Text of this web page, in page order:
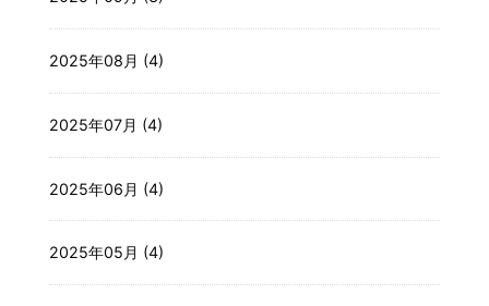
2025年08月 (4)
2025年07月 (4)
2025年06月 (4)
2025年05月 (4)